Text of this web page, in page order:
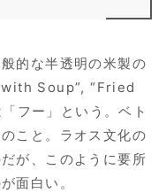
的な半透明の米製の
Soup”, “Fried
フー」という。ベト
こと。ラオス文化の
が、このように要所
面白い。